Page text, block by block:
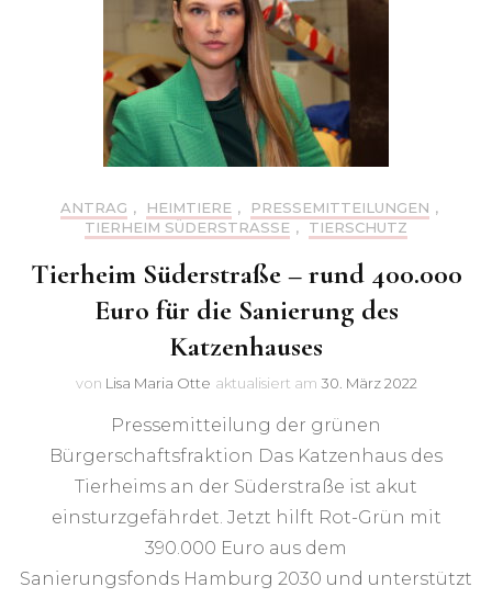
ANTRAG , HEIMTIERE , PRESSEMITTEILUNGEN ,
TIERHEIM SÜDERSTRASSE
, TIERSCHUTZ
Tierheim Süderstraße – rund 400.000
Euro für die Sanierung des
Katzenhauses
von Lisa Maria Otte aktualisiert am 30. März 2022
Pressemitteilung der grünen
Bürgerschaftsfraktion Das Katzenhaus des
Tierheims an der Süderstraße ist akut
einsturzgefährdet. Jetzt hilft Rot-Grün mit
390.000 Euro aus dem
Sanierungsfonds Hamburg 2030 und unterstützt